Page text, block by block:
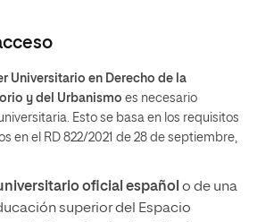
Universitario en Derecho de la
y del Urbanismo es necesario
Esto se basa en los requisitos
en el RD 822/2021 de 28 de septiembre,
oficial español o de una
superior del Espacio